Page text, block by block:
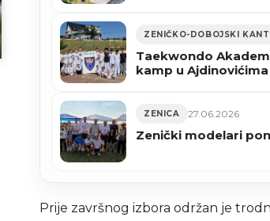
ZENIČKO-DOBOJSKI
Taekwondo
kamp u Ajdinovićima
ZENICA 27.06.2026
Zenički modelari
Prije završnog izbora održan je